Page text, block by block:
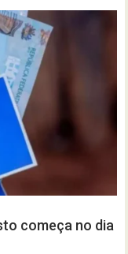
começa no dia